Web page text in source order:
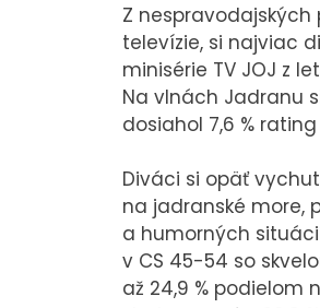
Z
televízie, si najviac
minisérie TV JOJ z
Na vlnách Jadranu
dosiahol 7,6 % rating
Diváci si opäť
na jadranské more,
a humorných
v CS 45-54 so
až 24,9 % podielom